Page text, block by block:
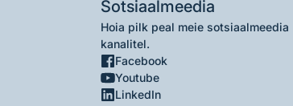
Sotsiaalmeedia
Hoia pilk peal meie sotsiaalmeedia
kanalitel.
Facebook
Youtube
LinkedIn